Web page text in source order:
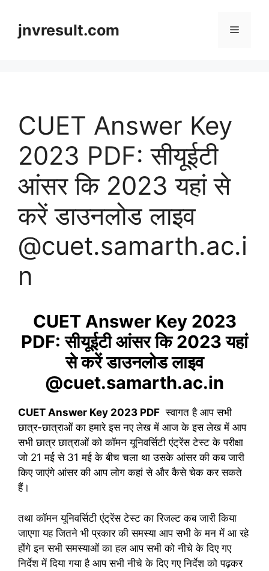
contentjnvresult.com Menu
CUET Answer Key
2023 PDF: सीयूईटी
आंसर कि 2023 यहां से
करें डाउनलोड लाइव
@cuet.samarth.ac.i
n
CUET Answer Key 2023
PDF: सीयूईटी आंसर कि 2023 यहां
से करें डाउनलोड लाइव
@cuet.samarth.ac.in
CUET Answer Key 2023 PDF स्वागत है आप सभी
छात्र-छात्राओं का हमारे इस नए लेख में आज के इस लेख में आप
सभी छात्र छात्राओं को कॉमन यूनिवर्सिटी एंट्रेंस टेस्ट के परीक्षा
जो 21 मई से 31 मई के बीच चला था उसके आंसर की कब जारी
किए जाएंगे आंसर की आप लोग कहां से और कैसे चेक कर सकते
हैं।
तथा कॉमन यूनिवर्सिटी एंट्रेंस टेस्ट का रिजल्ट कब जारी किया
जाएगा यह जितने भी प्रकार की समस्या आप सभी के मन में आ रहे
होंगे इन सभी समस्याओं का हल आप सभी को नीचे के दिए गए
निर्देश में दिया गया है आप सभी नीचे के दिए गए निर्देश को पढ़कर